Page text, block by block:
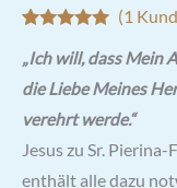
5.00 von 5,
auf
Kundenbewertung
(1
„Ich will, dass Mein
die Liebe Meines
verehrt werde.“
Jesus zu Sr.
enthält alle dazu